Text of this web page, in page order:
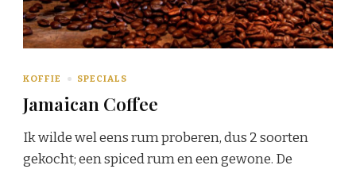
KOFFIE SPECIALS
Jamaican Coffee
Ik wilde wel eens rum proberen, dus 2 soorten
gekocht; een spiced rum en een gewone. De